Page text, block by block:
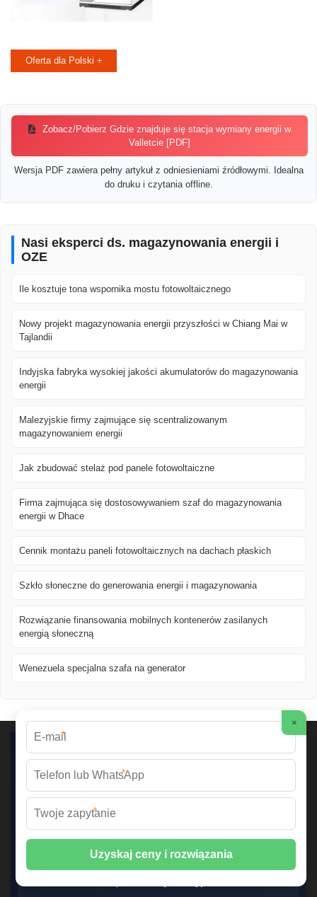
Oferta dla Polski +
Zobacz/Pobierz Gdzie znajduje się stacja wymiany energii w
Valletcie [PDF]
Wersja PDF zawiera pełny artykuł z odniesieniami źródłowymi. Idealna
do druku i czytania offline.
Nasi eksperci ds. magazynowania energii i
OZE
Ile kosztuje tona wspornika mostu fotowoltaicznego
Nowy projekt magazynowania energii przyszłości w Chiang Mai w
Tajlandii
Indyjska fabryka wysokiej jakości akumulatorów do magazynowania
energii
Malezyjskie firmy zajmujące się scentralizowanym
magazynowaniem energii
Jak zbudować stelaż pod panele fotowoltaiczne
Firma zajmująca się dostosowywaniem szaf do magazynowania
energii w Dhace
Cennik montażu paneli fotowoltaicznych na dachach płaskich
Szkło słoneczne do generowania energii i magazynowania
Rozwiązanie finansowania mobilnych kontenerów zasilanych
energią słoneczną
Wenezuela specjalna szafa na generator
Systemy Baterii HV
Cena baterii HV
×
*
*
*